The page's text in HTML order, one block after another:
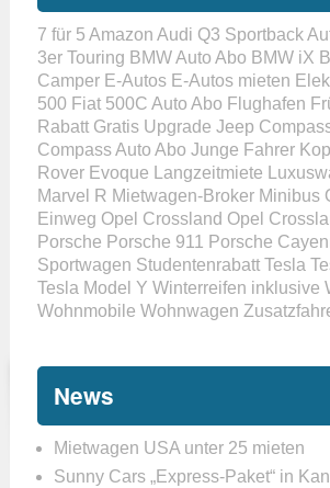
7 für 5 Amazon Audi Q3 Sportback
3er Touring BMW Auto Abo BMW iX
Camper E-Autos E-Autos mieten
500 Fiat 500C Auto Abo Flughafen
Rabatt Gratis Upgrade Jeep
Compass Auto Abo Junge Fahrer
Rover Evoque
Langzeitmiete
Marvel R Mietwagen-Broker Minibus
Einweg Opel Crossland Opel
Porsche Porsche 911 Porsche
Sportwagen Studentenrabatt Tesla
Tesla Model Y Winterreifen inklusive
Wohnmobile Wohnwagen
News
Mietwagen USA unter 25 mieten
Sunny Cars „Express-Paket“ in